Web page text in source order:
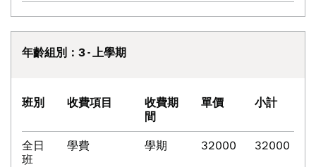
年齡組別：3 - 上學期
班別 收費項目
收費期
間
單價 小計
全日
班
學費 學期 32000 32000